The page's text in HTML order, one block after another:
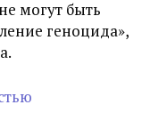
могут быть
геноцида»,